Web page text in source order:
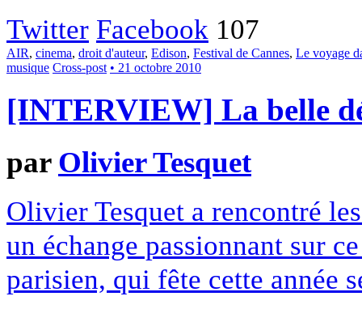
Twitter Facebook 107
AIR, cinema, droit d'auteur, Edison, Festival de Cannes, Le voyage
musique Cross-post • 21 octobre 2010
[INTERVIEW] La belle
par Olivier Tesquet
Olivier Tesquet a rencontré
un échange passionnant sur
parisien, qui fête cette année